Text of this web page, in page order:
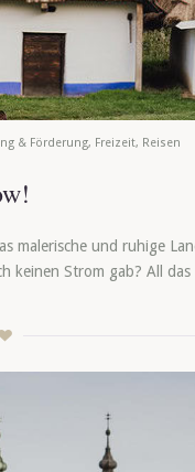
& Förderung, Freizeit, Reisen
malerische und ruhige
keinen Strom gab? All